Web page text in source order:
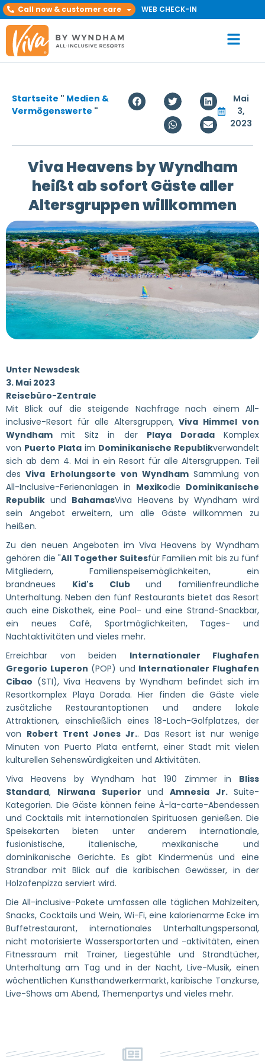
Call now & customer care WEB CHECK-IN
Startseite " Medien &
Vermögenswerte "
Mai
3,
2023
Viva Heavens by Wyndham
heißt ab sofort Gäste aller
Altersgruppen willkommen
Unter Newsdesk
3. Mai 2023
Reisebüro-Zentrale
Mit Blick auf die steigende Nachfrage nach einem All-
inclusive-Resort für alle Altersgruppen,Viva Himmel von
Wyndhammit Sitz in der Playa DoradaKomplex
von Puerto Plata im Dominikanische Republikverwandelt
sich ab dem 4. Mai in ein Resort für alle Altersgruppen. Teil
desViva Erholungsorte von Wyndham Sammlung von
All-Inclusive-Ferienanlagen in Mexikodie Dominikanische
Republik und BahamasViva Heavens by Wyndham wird
sein Angebot erweitern, um alle Gäste willkommen zu
heißen.
Zu den neuen Angeboten im Viva Heavens by Wyndham
gehören die "All Together Suitesfür Familien mit bis zu fünf
Mitgliedern, Familienspeisemöglichkeiten, ein
brandneues Kid's Clubund familienfreundliche
Unterhaltung. Neben den fünf Restaurants bietet das Resort
auch eine Diskothek, eine Pool- und eine Strand-Snackbar,
ein neues Café, Sportmöglichkeiten, Tages- und
Nachtaktivitäten und vieles mehr.
Erreichbar von beiden Internationaler Flughafen
Gregorio Luperon (POP) und Internationaler Flughafen
Cibao (STI), Viva Heavens by Wyndham befindet sich im
Resortkomplex Playa Dorada. Hier finden die Gäste viele
zusätzliche Restaurantoptionen und andere lokale
Attraktionen, einschließlich eines 18-Loch-Golfplatzes, der
von Robert Trent Jones Jr.. Das Resort ist nur wenige
Minuten von Puerto Plata entfernt, einer Stadt mit vielen
kulturellen Sehenswürdigkeiten und Aktivitäten.
Viva Heavens by Wyndham hat 190 Zimmer in Bliss
Standard, Nirwana SuperiorundAmnesia Jr.Suite-
Kategorien. Die Gäste können feine À-la-carte-Abendessen
und Cocktails mit internationalen Spirituosen genießen. Die
Speisekarten bieten unter anderem internationale,
fusionistische, italienische, mexikanische und
dominikanische Gerichte. Es gibt Kindermenüs und eine
Strandbar mit Blick auf die karibischen Gewässer, in der
Holzofenpizza serviert wird.
Die All-inclusive-Pakete umfassen alle täglichen Mahlzeiten,
Snacks, Cocktails und Wein, Wi-Fi, eine kalorienarme Ecke im
Buffetrestaurant, internationales Unterhaltungspersonal,
nicht motorisierte Wassersportarten und -aktivitäten, einen
Fitnessraum mit Trainer, Liegestühle und Strandtücher,
Unterhaltung am Tag und in der Nacht, Live-Musik, einen
wöchentlichen Kunsthandwerkermarkt, karibische Tanzkurse,
Live-Shows am Abend, Themenpartys und vieles mehr.